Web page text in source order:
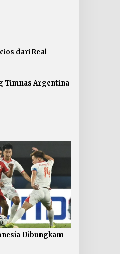
dari Real
Timnas Argentina
Dibungkam